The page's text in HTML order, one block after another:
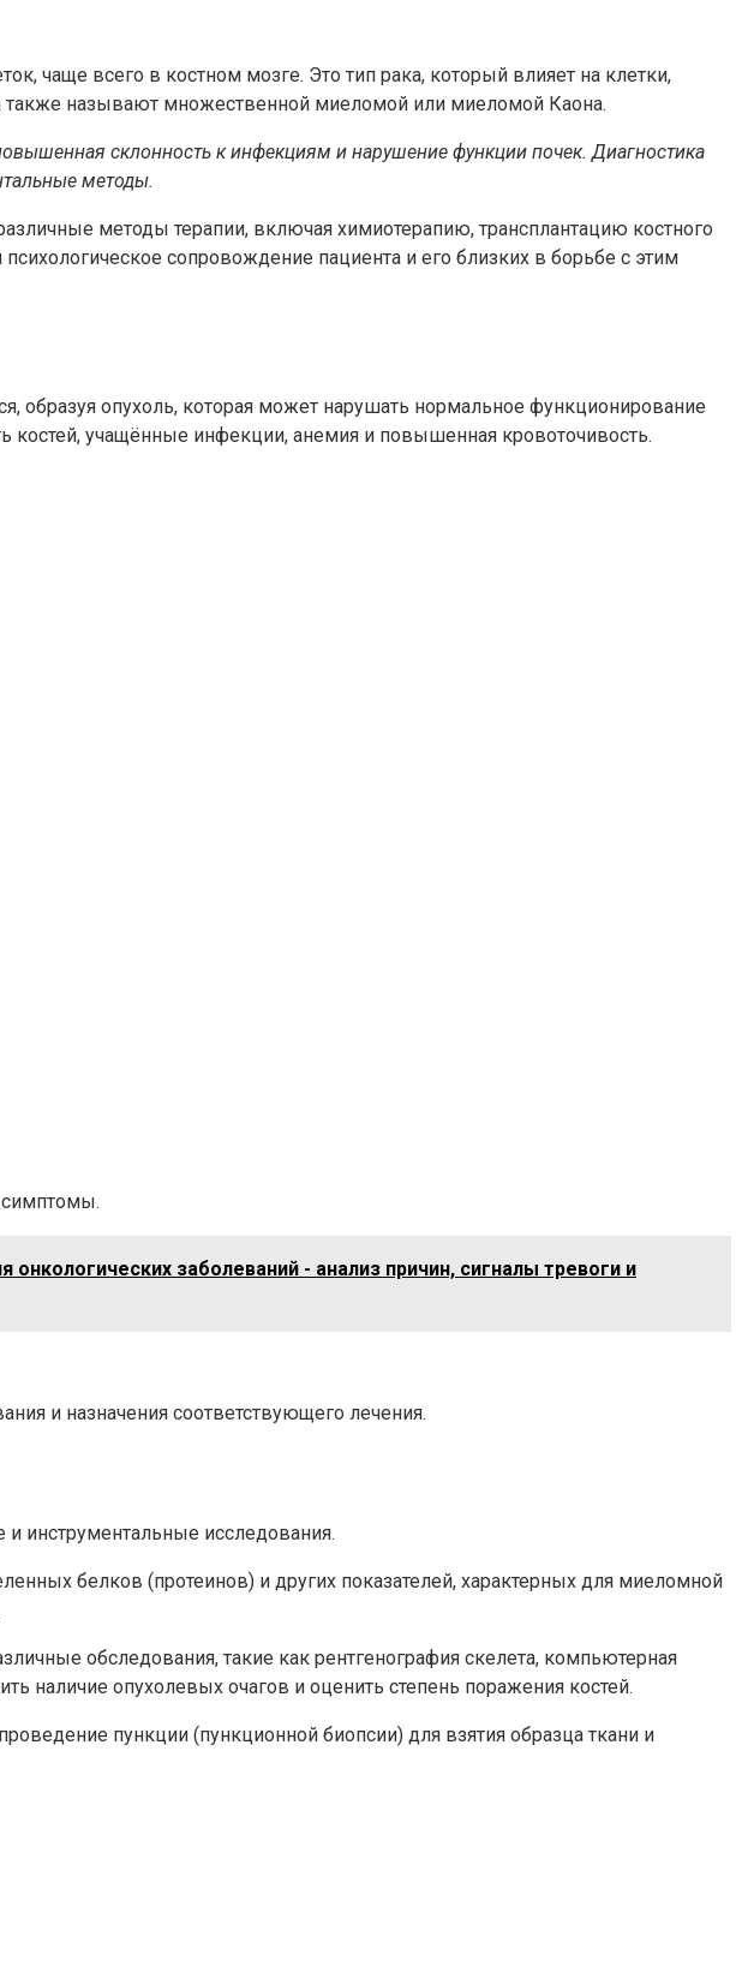
чаще всего в костном мозге. Это тип рака, который влияет на клетки,
также называют множественной миеломой или миеломой Каона.
склонность к инфекциям и нарушение функции почек. Диагностика
методы.
методы терапии, включая химиотерапию, трансплантацию костного
сопровождение пациента и его близких в борьбе с этим
образуя опухоль, которая может нарушать нормальное функционирование
учащённые инфекции, анемия и повышенная кровоточивость.
заболеваний - анализ причин, сигналы тревоги и
и назначения соответствующего лечения.
инструментальные исследования.
белков (протеинов) и других показателей, характерных для миеломной
обследования, такие как рентгенография скелета, компьютерная
наличие опухолевых очагов и оценить степень поражения костей.
пункции (пункционной биопсии) для взятия образца ткани и